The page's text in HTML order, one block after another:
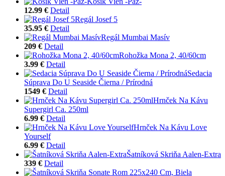
12.99 € Detail
Regál Josef 5
35.95 € Detail
Regál Mumbai Masív
209 € Detail
Rohožka Mona 2, 40/60cm
3.99 € Detail
Sedacia
Súprava Do U Seaside Čierna / Prírodná
1549 € Detail
Hrnček Na Kávu
Supergirl Ca. 250ml
6.99 € Detail
Hrnček Na Kávu Love
Yourself
6.99 € Detail
Šatníková Skriňa Aalen-Extra
339 € Detail